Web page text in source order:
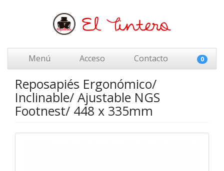
Menú Acceso Contacto 0
Reposapiés Ergonómico/
Inclinable/ Ajustable NGS
Footnest/ 448 x 335mm